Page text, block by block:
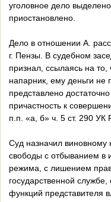
уголовное дело
приостановлено.
Дело в отношении А.
г. Пензы. В судебном
признал, ссылаясь на то,
напарник, ему деньги
представлено
причастность к
п.п. «а, б» ч. 5 ст. 290 УК
Суд назначил виновному
свободы с отбыванием в
режима, с лишением
государственной
функций представителя